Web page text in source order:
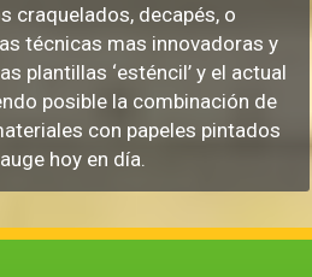
craquelados, decapés, o
técnicas mas innovadoras y
plantillas ‘esténcil’ y el actual
posible la combinación de
con papeles pintados
hoy en día.